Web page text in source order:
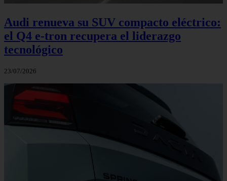
Audi renueva su SUV compacto eléctrico:
el Q4 e‑tron recupera el liderazgo
tecnológico
23/07/2026